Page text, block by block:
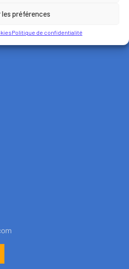
les préférences
Politique de confidentialité